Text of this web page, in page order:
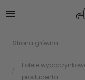

Strona główna
Fotele
producenta